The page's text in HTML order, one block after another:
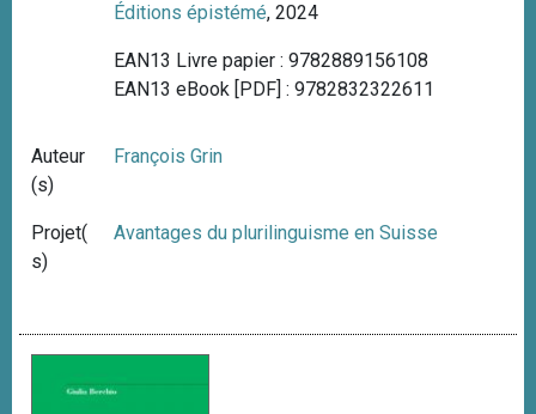
Éditions épistémé, 2024
EAN13 Livre papier : 9782889156108
EAN13 eBook [PDF] : 9782832322611
Auteur
(s)
François Grin
Projet(
s)
Avantages du plurilinguisme en Suisse